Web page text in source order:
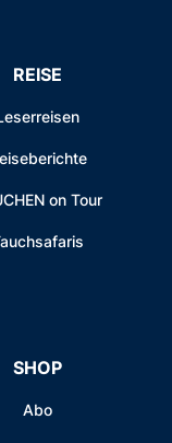
REISE
on Tour
SHOP
Abo